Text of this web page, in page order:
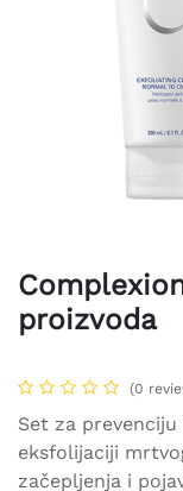
proizvoda
(0
Set za
eksfolijaciji
začepljenja i